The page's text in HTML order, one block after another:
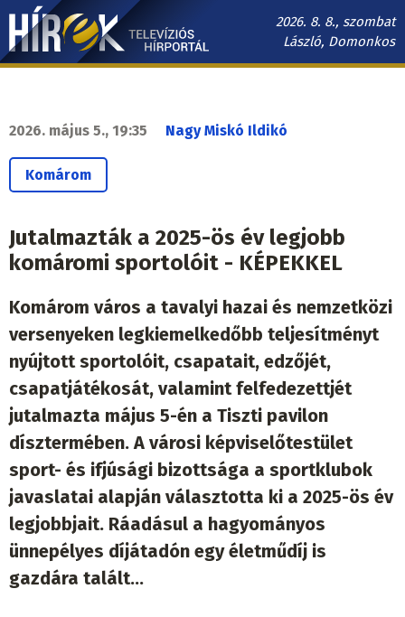
Ugrás
tartalomra
2026. 8. 8., szombat
László, Domonkos
Hírek.sk
navigáció
2026. május 5., 19:35 Nagy Miskó Ildikó
Komárom
Jutalmazták a 2025-ös év legjobb
komáromi sportolóit - KÉPEKKEL
Komárom város a tavalyi hazai és nemzetközi
versenyeken legkiemelkedőbb teljesítményt
nyújtott sportolóit, csapatait, edzőjét,
csapatjátékosát, valamint felfedezettjét
jutalmazta május 5-én a Tiszti pavilon
dísztermében. A városi képviselőtestület
sport- és ifjúsági bizottsága a sportklubok
javaslatai alapján választotta ki a 2025-ös év
legjobbjait. Ráadásul a hagyományos
ünnepélyes díjátadón egy életműdíj is
gazdára talált...